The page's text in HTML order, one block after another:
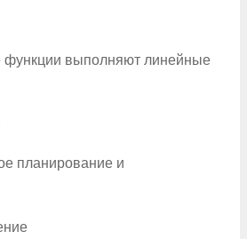
функции выполняют линейные
планирование и